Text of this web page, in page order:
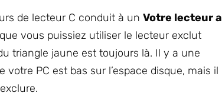
de lecteur C conduit à un Votre lecteur a
vous puissiez utiliser le lecteur exclut
triangle jaune est toujours là. Il y a une
PC est bas sur l’espace disque, mais il